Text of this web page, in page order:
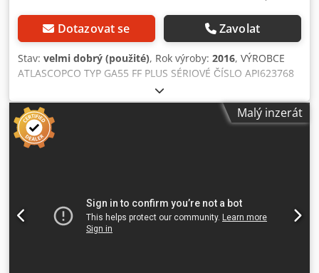
Dotazovat se Zavolat
Stav: velmi dobrý (použité), Rok výroby: 2016, VÝROBCE
ATLASCOPCO TYP GA55 FF PLUS SÉRIOVÉ ČÍSLO API623768
ROK 2016 VÝKON (kW) 55 VÝKONNOST (m3/min) 10,44 TLAK
(bar) 8,25 PROVOZNÍ HODINY (SKUTEČNÉ/CELKOVÉ)
FREKVENČNÍ MĚNIČ ne INTEGROVANÝ SUŠIČ ano, R410a,
1,05 kg VÝMĚNNÍK ne Cjdpfx Adezmhtcersrf CHLAZENÍ
(VZDUCH/VODA) vzduch NÁDRŽ ne DOKUMENTACE ne
Malý inzerát